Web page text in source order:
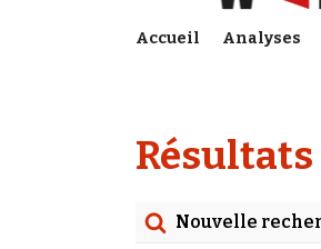
Accueil Analyses
Résultats
Nouvelle